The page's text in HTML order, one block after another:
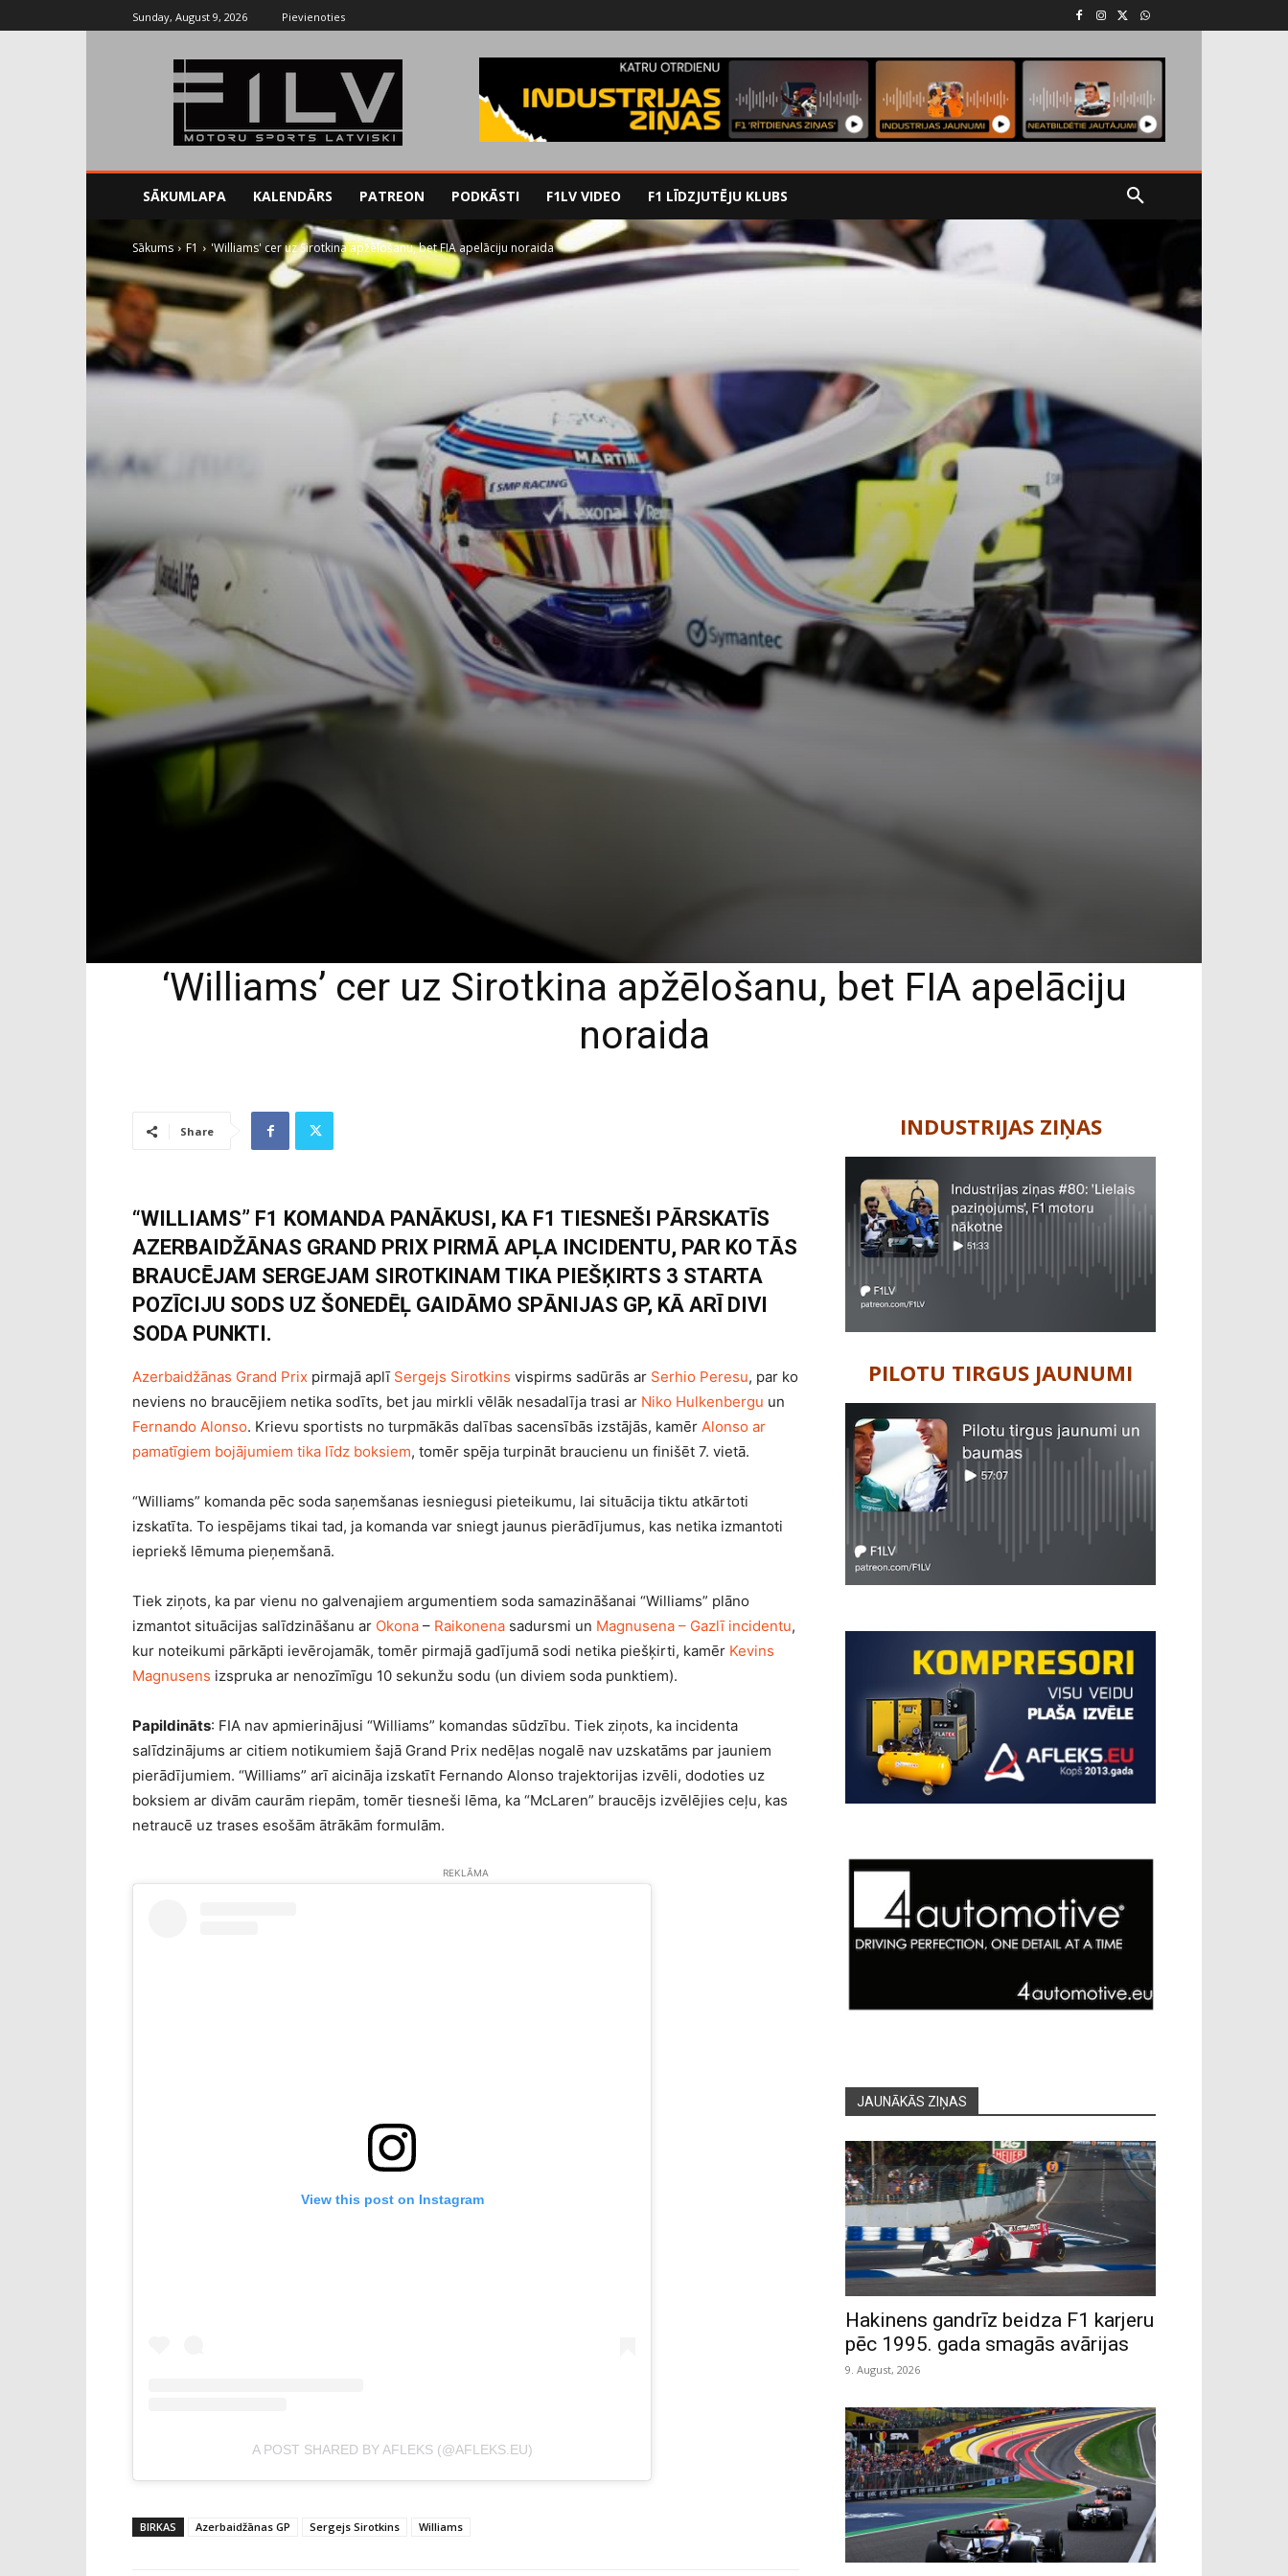
Sunday, August 9, 2026 Pievienoties
SĀKUMLAPA KALENDĀRS PATREON PODKĀSTI F1LV VIDEO F1 LĪDZJUTĒJU KLUBS
Sākums F1 'Williams' cer uz Sirotkina apžēlošanu, bet FIA apelāciju noraida
‘Williams’ cer uz Sirotkina apžēlošanu, bet FIA apelāciju
noraida
Share
“WILLIAMS” F1 KOMANDA PANĀKUSI, KA F1 TIESNEŠI PĀRSKATĪS
AZERBAIDŽĀNAS GRAND PRIX PIRMĀ APĻA INCIDENTU, PAR KO TĀS
BRAUCĒJAM SERGEJAM SIROTKINAM TIKA PIEŠĶIRTS 3 STARTA
POZĪCIJU SODS UZ ŠONEDĒĻ GAIDĀMO SPĀNIJAS GP, KĀ ARĪ DIVI
SODA PUNKTI.
Azerbaidžānas Grand Prix pirmajā aplī Sergejs Sirotkins vispirms sadūrās ar Serhio Peresu, par ko
neviens no braucējiem netika sodīts, bet jau mirkli vēlāk nesadalīja trasi ar Niko Hulkenbergu un
Fernando Alonso. Krievu sportists no turpmākās dalības sacensībās izstājās, kamēr Alonso ar
pamatīgiem bojājumiem tika līdz boksiem, tomēr spēja turpināt braucienu un finišēt 7. vietā.
“Williams” komanda pēc soda saņemšanas iesniegusi pieteikumu, lai situācija tiktu atkārtoti
izskatīta. To iespējams tikai tad, ja komanda var sniegt jaunus pierādījumus, kas netika izmantoti
iepriekš lēmuma pieņemšanā.
Tiek ziņots, ka par vienu no galvenajiem argumentiem soda samazināšanai “Williams” plāno
izmantot situācijas salīdzināšanu ar Okona – Raikonena sadursmi un Magnusena – Gazlī incidentu,
kur noteikumi pārkāpti ievērojamāk, tomēr pirmajā gadījumā sodi netika piešķirti, kamēr Kevins
Magnusens izspruka ar nenozīmīgu 10 sekunžu sodu (un diviem soda punktiem).
Papildināts: FIA nav apmierinājusi “Williams” komandas sūdzību. Tiek ziņots, ka incidenta
salīdzinājums ar citiem notikumiem šajā Grand Prix nedēļas nogalē nav uzskatāms par jauniem
pierādījumiem. “Williams” arī aicināja izskatīt Fernando Alonso trajektorijas izvēli, dodoties uz
boksiem ar divām caurām riepām, tomēr tiesneši lēma, ka “McLaren” braucējs izvēlējies ceļu, kas
netraucē uz trases esošām ātrākām formulām.
REKLĀMA
View this post on Instagram
A POST SHARED BY AFLEKS (@AFLEKS.EU)
BIRKAS Azerbaidžānas GP Sergejs Sirotkins Williams
INDUSTRIJAS ZIŅAS
PILOTU TIRGUS JAUNUMI
JAUNĀKĀS ZIŅAS
Hakinens gandrīz beidza F1 karjeru
pēc 1995. gada smagās avārijas
9. August, 2026